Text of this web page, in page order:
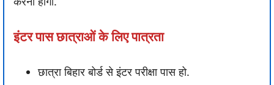
इंटर पास छात्राओं के लिए पात्रता
छात्रा बिहार बोर्ड से इंटर परीक्षा पास हो.